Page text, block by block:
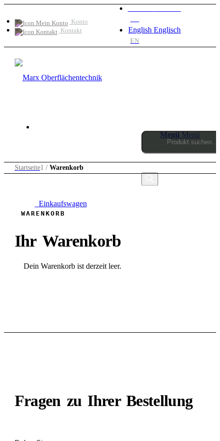
Konto
Kontakt
English Englisch
EN
Products
Menü Menü
Einkaufswagen
Startseite1 / Warenkorb
WARENKORB
Ihr Warenkorb
Dein Warenkorb ist derzeit leer.
Fragen zu Ihrer Bestellung